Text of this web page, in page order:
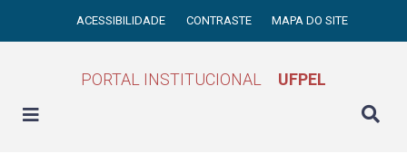
ACESSIBILIDADE CONTRASTE MAPA DO SITE
PORTAL INSTITUCIONAL UFPEL